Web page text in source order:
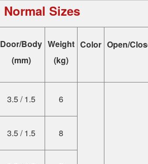
Normal Sizes
Door/Body
(mm)
Weight
(kg)
Color Open/
3.5 / 1.5 6
3.5 / 1.5 8